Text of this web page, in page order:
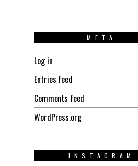
META
Log in
Entries feed
Comments feed
WordPress.org
INSTAGRAM